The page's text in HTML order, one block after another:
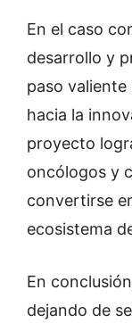
En el caso
desarrollo y
paso
hacia la
proyecto
oncólogos y
convertirse
ecosistema
En
dejando de